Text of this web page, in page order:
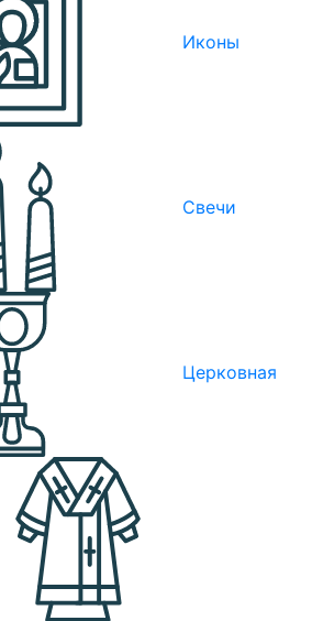
Иконы
Свечи
Церковная